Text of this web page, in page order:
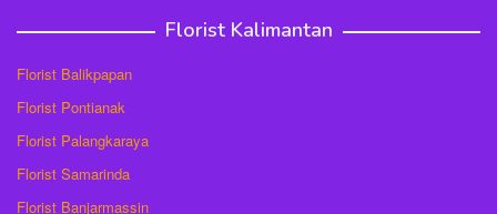
Florist Kalimantan
Florist Balikpapan
Florist Pontianak
Florist Palangkaraya
Florist Samarinda
Florist Banjarmassin